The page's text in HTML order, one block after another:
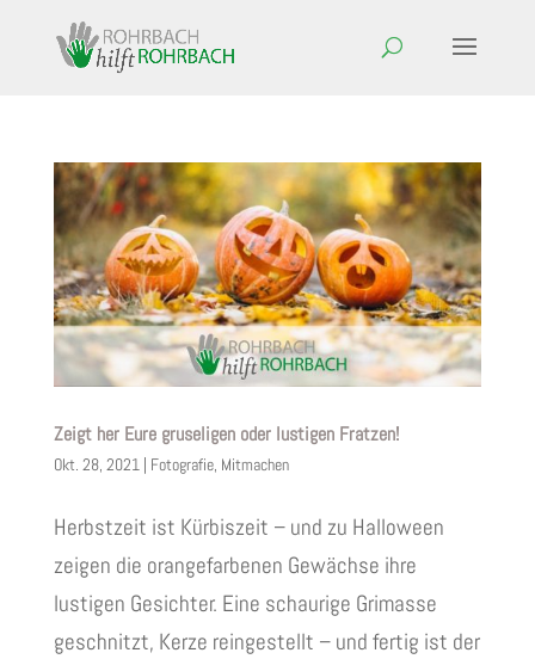
Zeigt her Eure gruseligen oder lustigen Fratzen!
Okt. 28, 2021| Fotografie, Mitmachen
Herbstzeit ist Kürbiszeit – und zu Halloween
zeigen die orangefarbenen Gewächse ihre
lustigen Gesichter. Eine schaurige Grimasse
geschnitzt, Kerze reingestellt – und fertig ist der